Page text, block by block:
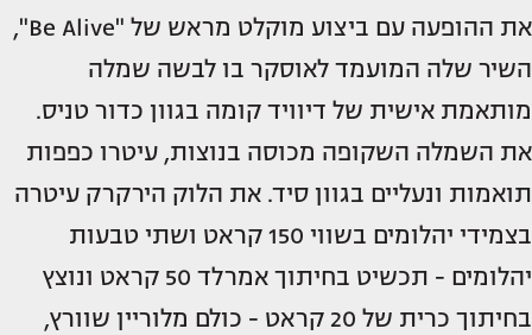
את ההופעה עם ביצוע מוקלט מראש של "Be Alive",
השיר שלה המועמד לאוסקר בו לבשה שמלה
מותאמת אישית של דיוויד קומה בגוון כדור טניס.
את השמלה השקופה מכוסה בנוצות, עיטרו כפפות
תואמות ונעליים בגוון סיד. את הלוק הירקרק עיטרה
בצמידי יהלומים בשווי 150 קראט ושתי טבעות
יהלומים - תכשיט בחיתוך אמרלד 50 קראט ונוצץ
בחיתוך כרית של 20 קראט - כולם מלוריין שוורץ,